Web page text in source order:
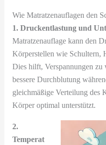
Wie Matratzenauflagen den
1. Druckentlastung und
Matratzenauflage kann den
Körperstellen wie Schultern,
Dies hilft, Verspannungen zu
bessere Durchblutung
gleichmäßige Verteilung des
Körper optimal unterstützt.
2.
Temperat